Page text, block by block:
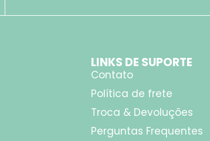
LINKS DE SUPORTE
Contato
Política de frete
Troca & Devoluções
Perguntas Frequentes